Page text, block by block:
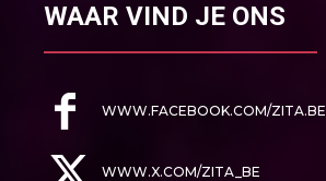
WAAR VIND JE ONS
WWW.FACEBOOK.COM/ZITA.BE
WWW.X.COM/ZITA_BE